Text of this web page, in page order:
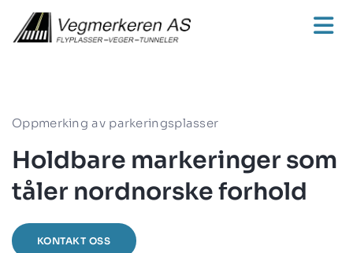
Oppmerking av parkeringsplasser
Holdbare markeringer som
tåler nordnorske forhold
KONTAKT OSS